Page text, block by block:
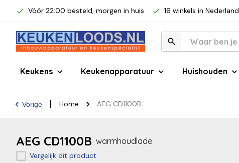
Vóór 22:00 besteld, morgen in huis 16 winkels in Nederland
Keukens Keukenapparatuur Huishouden
Vorige Home AEG CD1100B
AEG CD1100B warmhoudlade
Vergelijk dit product